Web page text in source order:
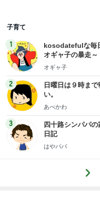
子育て
1
kosodatefulな毎
オギャ子の暴走～
オギャ子
2
日曜日は９時まで
い。
あべかわ
3
四十路シンパパの
日記
はやパパ